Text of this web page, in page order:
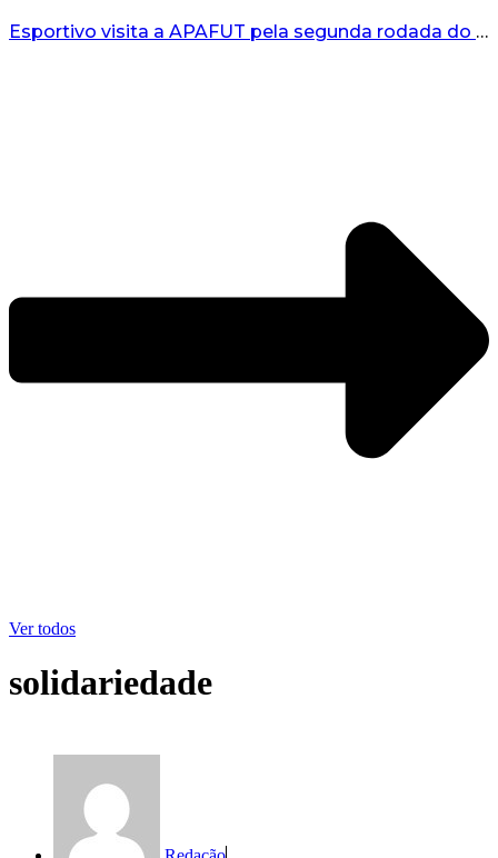
Esportivo visita a APAFUT pela segunda rodada do Gauchão Série A2 nesta quarta-feira...
Ver todos
solidariedade